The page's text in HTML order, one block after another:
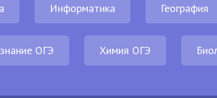
Информатика География
ОГЭ Химия ОГЭ